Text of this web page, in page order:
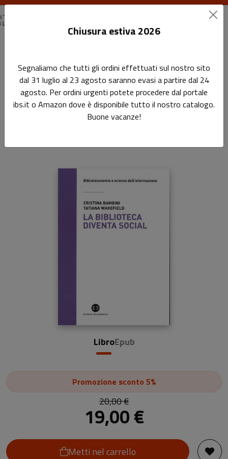
La biblioteca diventa social
La biblioteca diventa social
Sottotitolo non presente
LibroEpub
Promozione sconto 5%
20,00 €
19,00 €
Metti nel carrello
Chiusura estiva 2026
Segnaliamo che tutti gli ordini effettuati sul nostro sito
dal 31 luglio al 23 agosto saranno evasi a partire dal 24
agosto. Per ordini urgenti potete procedere dal portale
ibs.it o Amazon dove è disponibile tutto il nostro catalogo.
Buone vacanze!